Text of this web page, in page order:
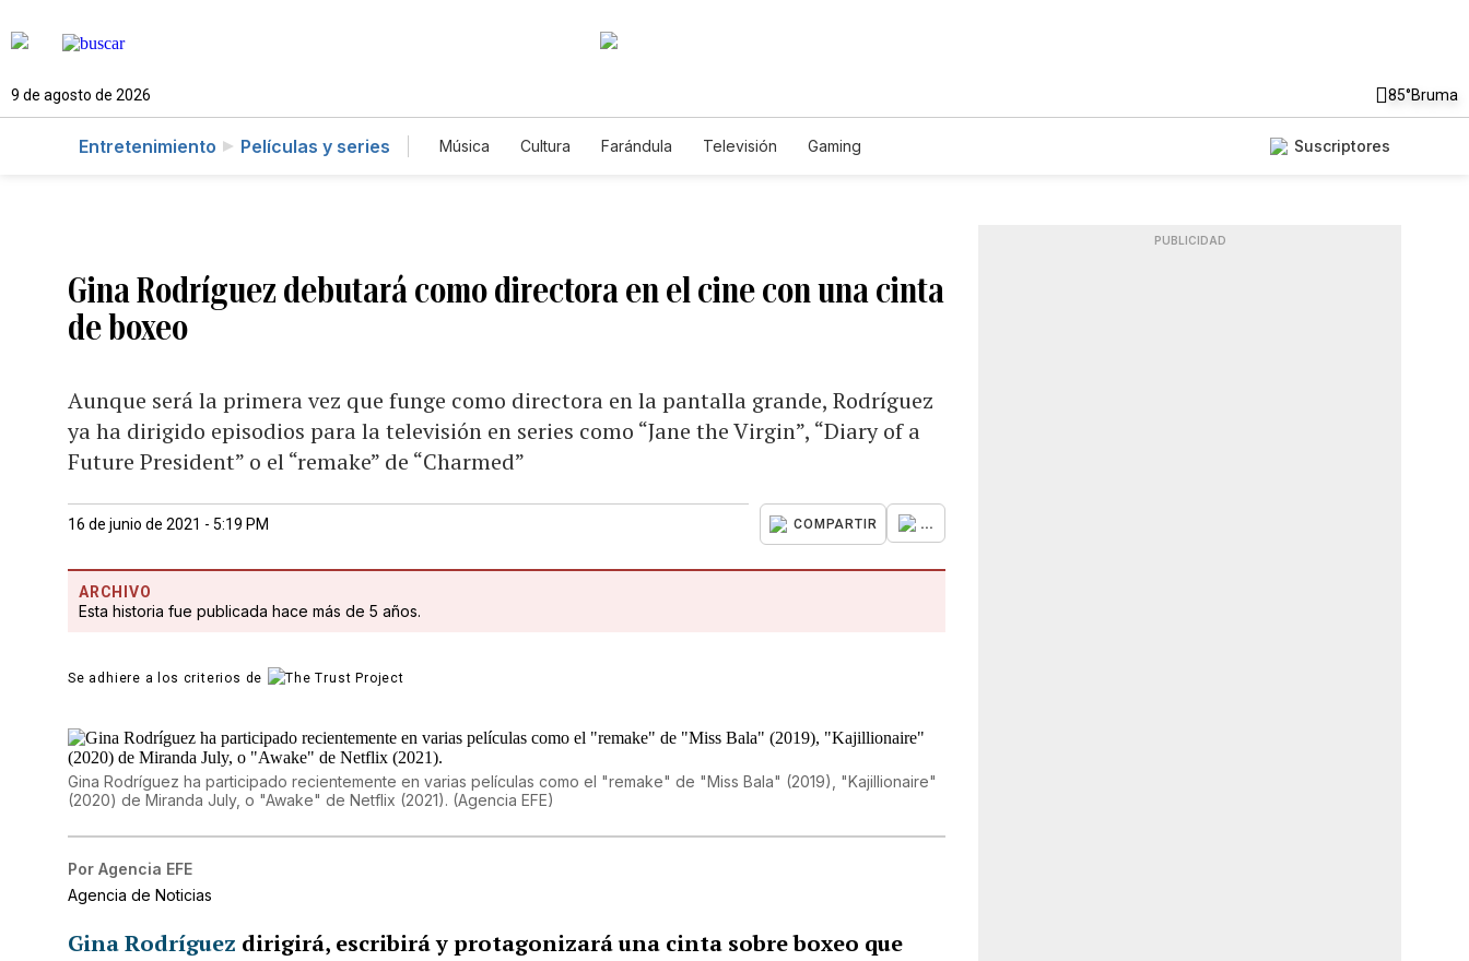
9 de agosto de 2026 85°Bruma
Entretenimiento Películas y series Música Cultura Farándula Televisión Gaming Suscriptores
Gina Rodríguez debutará como directora en el cine con una cinta
de boxeo
Aunque será la primera vez que funge como directora en la pantalla grande, Rodríguez
ya ha dirigido episodios para la televisión en series como “Jane the Virgin”, “Diary of a
Future President” o el “remake” de “Charmed”
16 de junio de 2021 - 5:19 PM COMPARTIR ...
ARCHIVO
Esta historia fue publicada hace más de 5 años.
Se adhiere a los criterios de
Gina Rodríguez ha participado recientemente en varias películas como el "remake" de "Miss Bala" (2019), "Kajillionaire"
(2020) de Miranda July, o "Awake" de Netflix (2021). (Agencia EFE)
Por Agencia EFE
Agencia de Noticias
Gina Rodríguez dirigirá, escribirá y protagonizará una cinta sobre boxeo que
PUBLICIDAD